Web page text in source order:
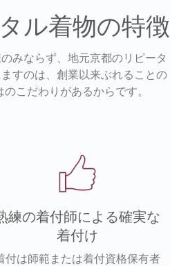
ル着物の特徴
みならず、地元京都のリピータ
すのは、創業以来ぶれることの
こだわりがあるからです。
練の着付師による確実な
着付け
付は師範または着付資格保有者